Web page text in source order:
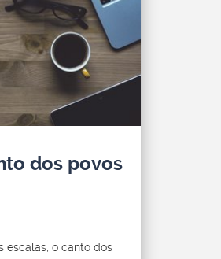
dos povos
escalas, o canto dos